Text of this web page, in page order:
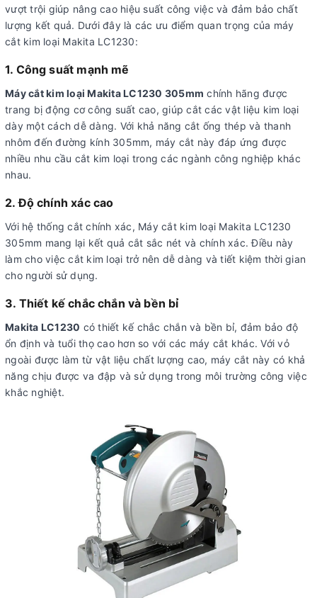
vượt trội giúp nâng cao hiệu suất công việc và đảm bảo chất
lượng kết quả. Dưới đây là các ưu điểm quan trọng của máy
cắt kim loại Makita LC1230:
1. Công suất mạnh mẽ
Máy cắt kim loại Makita LC1230 305mm chính hãng được
trang bị động cơ công suất cao, giúp cắt các vật liệu kim loại
dày một cách dễ dàng. Với khả năng cắt ống thép và thanh
nhôm đến đường kính 305mm, máy cắt này đáp ứng được
nhiều nhu cầu cắt kim loại trong các ngành công nghiệp khác
nhau.
2. Độ chính xác cao
Với hệ thống cắt chính xác, Máy cắt kim loại Makita LC1230
305mm mang lại kết quả cắt sắc nét và chính xác. Điều này
làm cho việc cắt kim loại trở nên dễ dàng và tiết kiệm thời gian
cho người sử dụng.
3. Thiết kế chắc chắn và bền bỉ
Makita LC1230 có thiết kế chắc chắn và bền bỉ, đảm bảo độ
ổn định và tuổi thọ cao hơn so với các máy cắt khác. Với vỏ
ngoài được làm từ vật liệu chất lượng cao, máy cắt này có khả
năng chịu được va đập và sử dụng trong môi trường công việc
khắc nghiệt.